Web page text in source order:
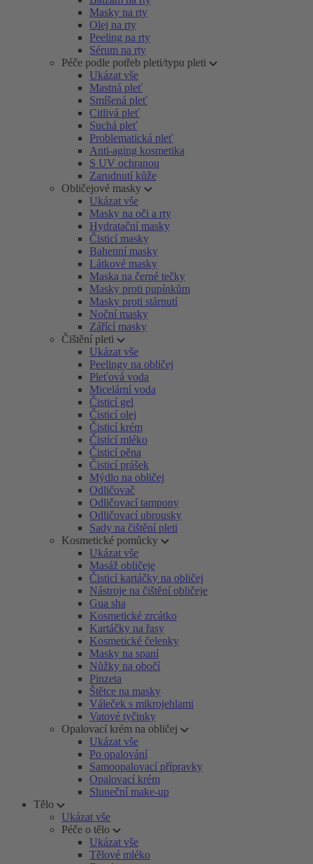
Masky na rty
Olej na rty
Peeling na rty
Sérum na rty
Péče podle potřeb pleti/typu pleti
Ukázat vše
Mastná pleť
Smíšená pleť
Citlivá pleť
Suchá pleť
Problematická pleť
Anti-aging kosmetika
S UV ochranou
Zarudnutí kůže
Obličejové masky
Ukázat vše
Masky na oči a rty
Hydratační masky
Čisticí masky
Bahenní masky
Látkové masky
Maska na černé tečky
Masky proti pupínkům
Masky proti stárnutí
Noční masky
Zářící masky
Čištění pleti
Ukázat vše
Peelingy na obličej
Pleťová voda
Micelární voda
Čisticí gel
Čisticí olej
Čisticí krém
Čistící mléko
Čisticí pěna
Čisticí prášek
Mýdlo na obličej
Odličovač
Odličovací tampony
Odličovací ubrousky
Sady na čištění pleti
Kosmetické pomůcky
Ukázat vše
Masáž obličeje
Čisticí kartáčky na obličej
Nástroje na čištění obličeje
Gua sha
Kosmetické zrcátko
Kartáčky na řasy
Kosmetické čelenky
Masky na spaní
Nůžky na obočí
Pinzeta
Štětce na masky
Váleček s mikrojehlami
Vatové tyčinky
Opalovací krém na obličej
Ukázat vše
Po opalování
Samoopalovací přípravky
Opalovací krém
Sluneční make-up
Tělo
Ukázat vše
Péče o tělo
Ukázat vše
Tělové mléko